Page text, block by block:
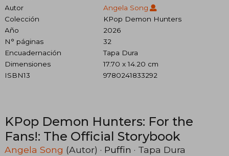
Autor
Angela Song
Colección
KPop Demon Hunters
Año
2026
N° páginas
32
Encuadernación
Tapa Dura
Dimensiones
17.70 x 14.20 cm
ISBN13
9780241833292
KPop Demon Hunters: For the
Fans!: The Official Storybook
Angela Song (Autor) · Puffin · Tapa Dura